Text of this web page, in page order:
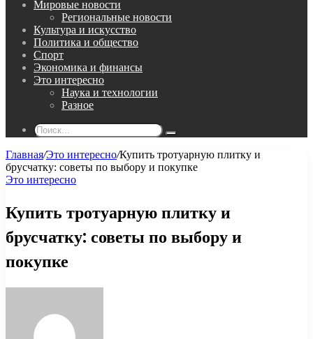
Мировые новости
Региональные новости
Культура и искусство
Политика и общество
Спорт
Экономика и финансы
Это интересно
Наука и технологии
Разное
Поиск...
Главная/Это интересно/Купить тротуарную плитку и
брусчатку: советы по выбору и покупке
Это интересно
Купить тротуарную плитку и
брусчатку: советы по выбору и
покупке